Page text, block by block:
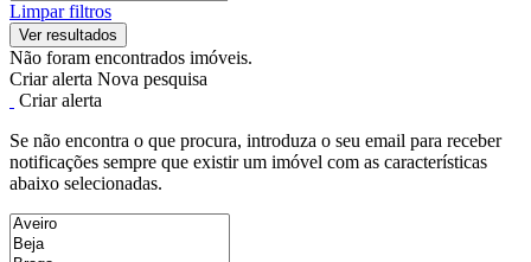
Limpar filtros
Não foram encontrados imóveis.
Criar alerta Nova pesquisa
Criar alerta
Se não encontra o que procura, introduza o seu email para receber
notificações sempre que existir um imóvel com as características
abaixo selecionadas.